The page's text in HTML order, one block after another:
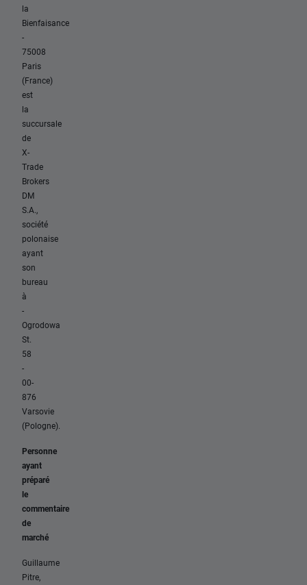
la
Bienfaisance
-
75008
Paris
(France)
est
la
succursale
de
X-
Trade
Brokers
DM
S.A.,
société
polonaise
ayant
son
bureau
à
-
Ogrodowa
St.
58
-
00-
876
Varsovie
(Pologne).
Personne
ayant
préparé
le
commentaire
de
marché
Guillaume
Pitre,